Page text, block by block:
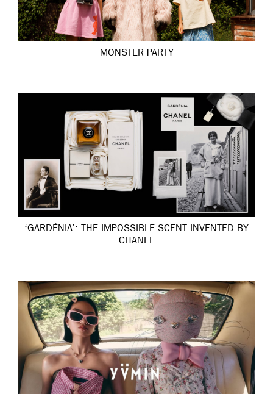
MONSTER PARTY
‘GARDÉNIA’: THE IMPOSSIBLE SCENT INVENTED BY
CHANEL